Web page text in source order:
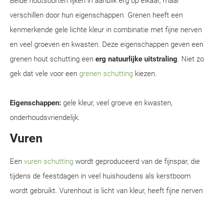
verschillen door hun eigenschappen. Grenen heeft een
kenmerkende gele lichte kleur in combinatie met fijne nerven
en veel groeven en kwasten. Deze eigenschappen geven een
grenen hout schutting een erg natuurlijke uitstraling. Niet zo
gek dat vele voor een grenen schutting kiezen.
Eigenschappen: gele kleur, veel groeve en kwasten,
onderhoudsvriendelijk.
Vuren
Een vuren schutting wordt geproduceerd van de fijnspar, die
tijdens de feestdagen in veel huishoudens als kerstboom
wordt gebruikt. Vurenhout is licht van kleur, heeft fijne nerven